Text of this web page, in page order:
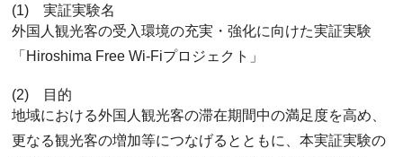
(1) 実証実験名
外国人観光客の受入環境の充実・強化に向けた実証実験
「Hiroshima Free Wi-Fiプロジェクト」
(2) 目的
地域における外国人観光客の滞在期間中の満足度を高め、
更なる観光客の増加等につなげるとともに、本実証実験の